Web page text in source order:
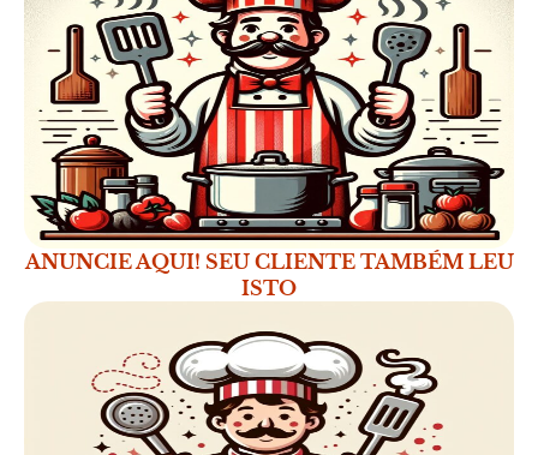
ANUNCIE AQUI! SEU CLIENTE TAMBÉM LEU
ISTO